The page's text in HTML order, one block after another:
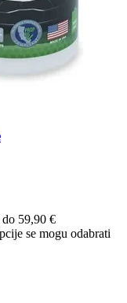
59,90 €
se mogu odabrati